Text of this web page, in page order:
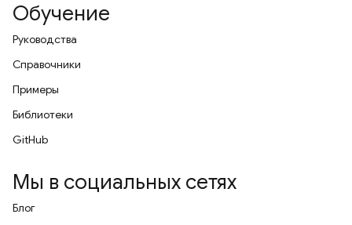
Обучение
Руководства
Справочники
Примеры
Библиотеки
GitHub
Мы в социальных сетях
Блог